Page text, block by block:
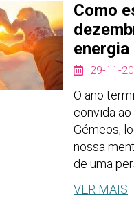
Como
energia
29-11-
O ano
convida ao
Gémeos,
nossa
de uma
VER MAIS